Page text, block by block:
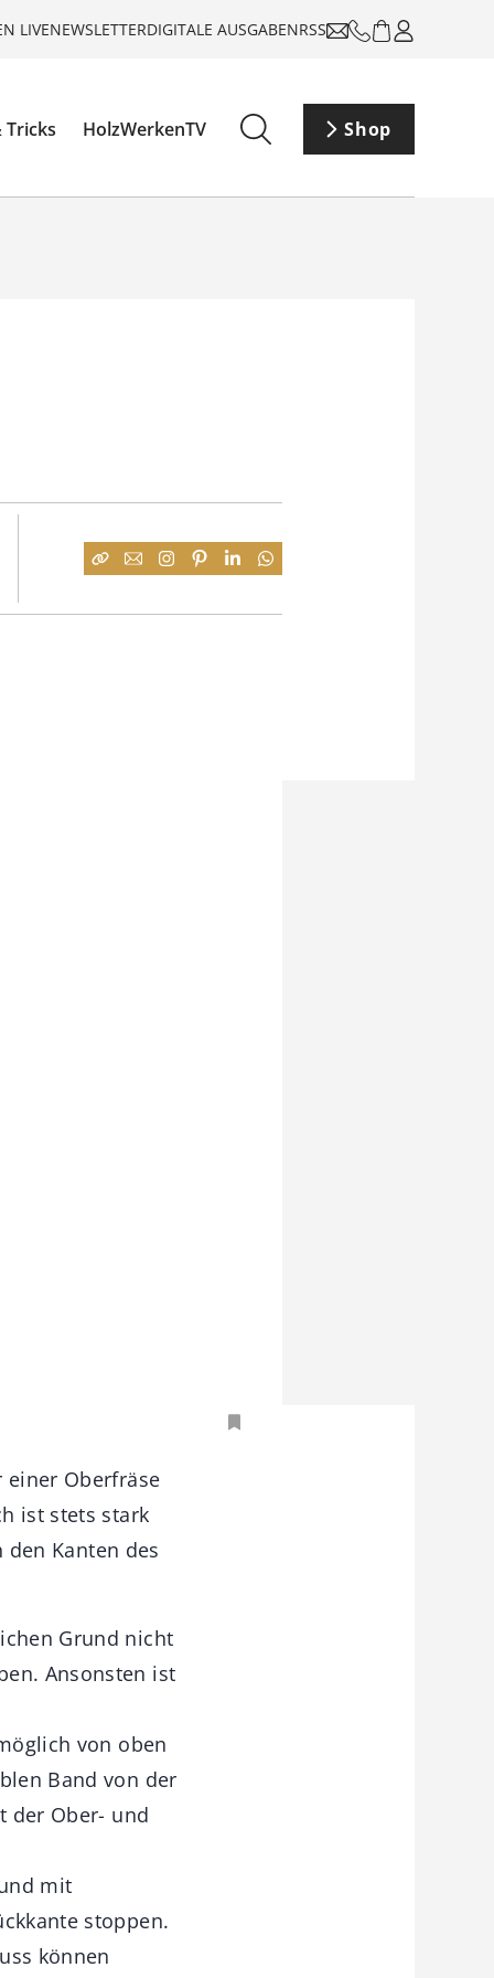
LIVENEWSLETTERDIGITALE AUSGABENRSS
Tricks HolzWerkenTV Shop
einer Oberfräse
ist stets stark
Kanten des
Grund nicht
Ansonsten ist
von oben
Band von der
der Ober- und
mit
stoppen.
können